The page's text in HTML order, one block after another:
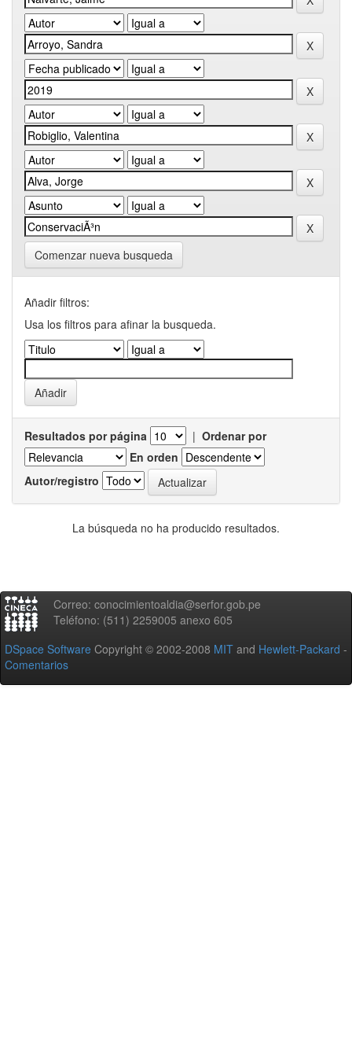
Comenzar nueva busqueda
Añadir filtros:
Usa los filtros para afinar la busqueda.
Resultados por página | Ordenar por
En orden
Autor/registro
La búsqueda no ha producido resultados.
Correo: conocimientoaldia@serfor.gob.pe
Teléfono: (511) 2259005 anexo 605
DSpace Software Copyright © 2002-2008 MIT and Hewlett-Packard -
Comentarios